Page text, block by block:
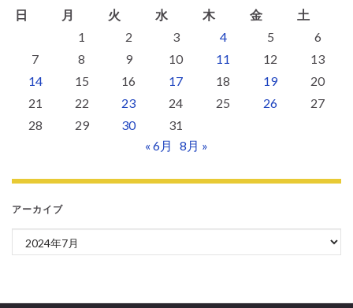
日
月 火 水 木 金
土
1
2 3 4 5
6
7
8 9 10 11 12
13
14
15 16 17 18 19
20
21
22 23 24 25 26
27
28
29 30
31
« 6月
8月 »
アーカイブ
アーカイブ